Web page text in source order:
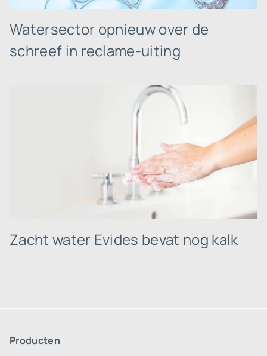
Watersector opnieuw over de
schreef in reclame-uiting
Zacht water Evides bevat nog kalk
Producten